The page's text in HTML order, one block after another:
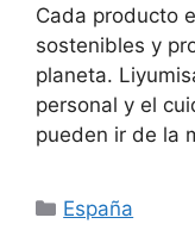
Cada producto
sostenibles y
planeta.
personal y el
pueden ir de la
Categorías
España